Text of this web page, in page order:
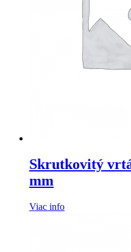
Skrutkovitý
mm
Viac info